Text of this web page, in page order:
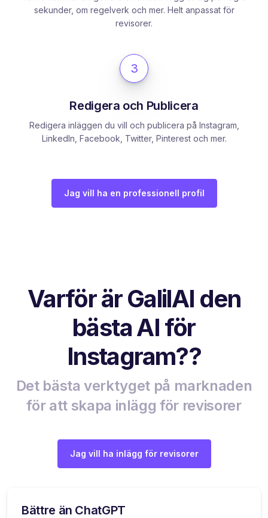
sekunder, om regelverk och mer. Helt anpassat för
revisorer.
3
Redigera och Publicera
Redigera inläggen du vill och publicera på Instagram,
LinkedIn, Facebook, Twitter, Pinterest och mer.
Jag vill ha en professionell profil
Varför är GalilAI den
bästa AI för
Instagram??
Det bästa verktyget på marknaden
för att skapa inlägg för revisorer
Jag vill ha inlägg för revisorer
Bättre än ChatGPT